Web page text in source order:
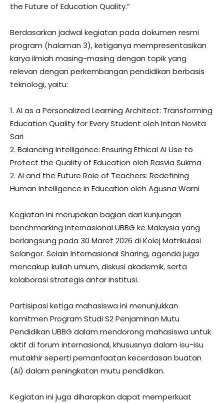
the Future of Education Quality.”
Berdasarkan jadwal kegiatan pada dokumen resmi
program (halaman 3), ketiganya mempresentasikan
karya ilmiah masing-masing dengan topik yang
relevan dengan perkembangan pendidikan berbasis
teknologi, yaitu:
1. AI as a Personalized Learning Architect: Transforming
Education Quality for Every Student oleh Intan Novita
Sari
2. Balancing Intelligence: Ensuring Ethical AI Use to
Protect the Quality of Education oleh Rasvia Sukma
2. AI and the Future Role of Teachers: Redefining
Human Intelligence in Education oleh Agusna Warni
Kegiatan ini merupakan bagian dari kunjungan
benchmarking internasional UBBG ke Malaysia yang
berlangsung pada 30 Maret 2026 di Kolej Matrikulasi
Selangor. Selain Internasional Sharing, agenda juga
mencakup kuliah umum, diskusi akademik, serta
kolaborasi strategis antar institusi.
Partisipasi ketiga mahasiswa ini menunjukkan
komitmen Program Studi S2 Penjaminan Mutu
Pendidikan UBBG dalam mendorong mahasiswa untuk
aktif di forum internasional, khususnya dalam isu-isu
mutakhir seperti pemanfaatan kecerdasan buatan
(AI) dalam peningkatan mutu pendidikan.
Kegiatan ini juga diharapkan dapat memperkuat